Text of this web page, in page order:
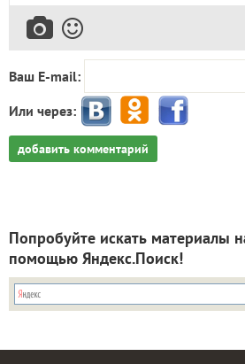
Ваш E-mail:
Или через:
добавить комментарий
Попробуйте искать материалы
помощью Яндекс.Поиск!